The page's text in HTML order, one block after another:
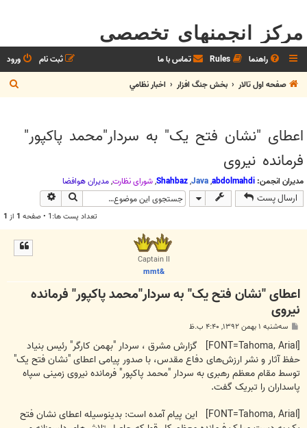
مرکز انجمنهای تخصصی
راهنما Rules تماس با ما ورود
ثبت نام
صفحه اول تالار
بخش جنگ افزار اخبار نظامي
س
اعطای "نشان فتح یک" به سردار"محمد پاکپور"
فرمانده نیروی
مدیران انجمن: abdolmahdi
,
Java
,
Shahbaz
,شوراي نظارت,مديران هوافضا
ارسال پست جستجو
تعداد پست ها:1 • صفحه 1 از 1
Captain II
&mmt
اعطای "نشان فتح یک" به سردار"محمد پاکپور" فرمانده
نیروی
ت
سه‌شنبه ۱ بهمن ۱۳۹۲, ۴:۴۰ ب.ظ
[FONT=Tahoma, Arial] گزارش مشرق ، سردار "بهمن کارگر" رئیس بنیاد
حفظ آثار و نشر ارزش‌های دفاع مقدس، با صدور پیامی اعطای "نشان فتح یک"
توسط مقام معظم رهبری به سردار "محمد پاکپور" فرمانده نیروی زمینی سپاه
پاسداران را تبریک گفت.
[FONT=Tahoma, Arial] این پیام آمده است: بدینوسیله اعطای نشان فتح